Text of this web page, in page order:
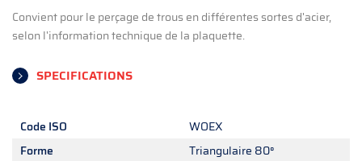
Convient pour le perçage de trous en différentes sortes d'acier,
selon l'information technique de la plaquette.
SPECIFICATIONS
Code ISO
WOEX
Forme
Triangulaire 80°